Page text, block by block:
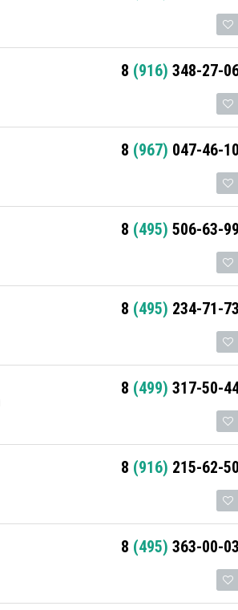
8 (916) 348-27-
8 (967) 047-46-10
8 (495) 506-63-99
8 (495) 234-71-73
8 (499) 317-50-
8 (916) 215-62-50
8 (495) 363-00-03